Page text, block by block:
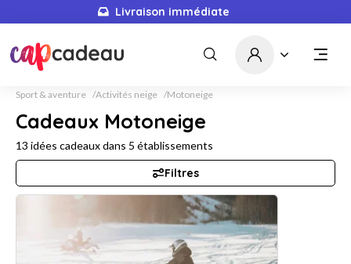
Livraison immédiate
Sport & aventure Activités neige Motoneige
Cadeaux Motoneige
13 idées cadeaux dans 5 établissements
Filtres